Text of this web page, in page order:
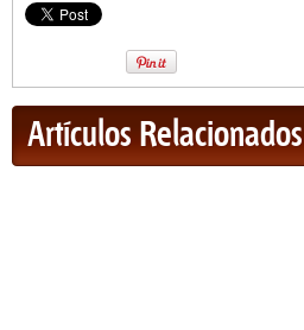
Artículos Relacionados